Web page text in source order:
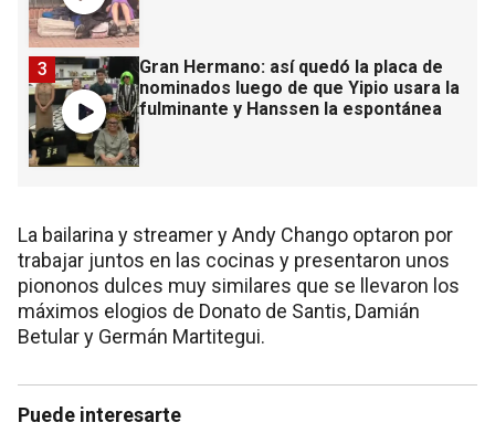
Gran Hermano: así quedó la placa de
nominados luego de que Yipio usara la
fulminante y Hanssen la espontánea
3
La bailarina y streamer y Andy Chango optaron por
trabajar juntos en las cocinas y presentaron unos
piononos dulces muy similares que se llevaron los
máximos elogios de Donato de Santis, Damián
Betular y Germán Martitegui.
Puede interesarte